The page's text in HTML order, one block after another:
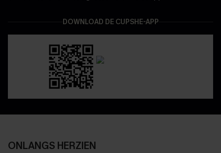
DOWNLOAD DE CUPSHE-APP
ONLANGS HERZIEN